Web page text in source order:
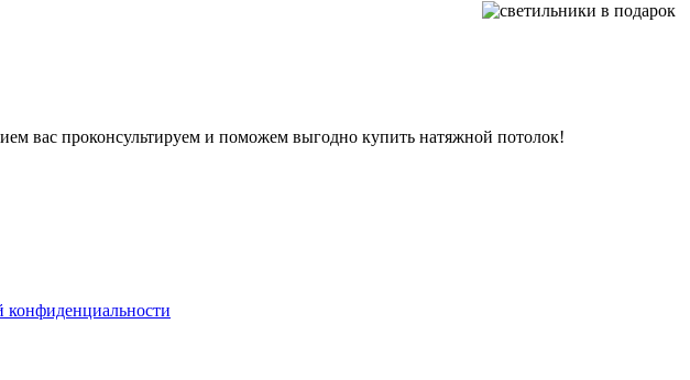
вас проконсультируем и поможем выгодно купить натяжной потолок!
конфиденциальности